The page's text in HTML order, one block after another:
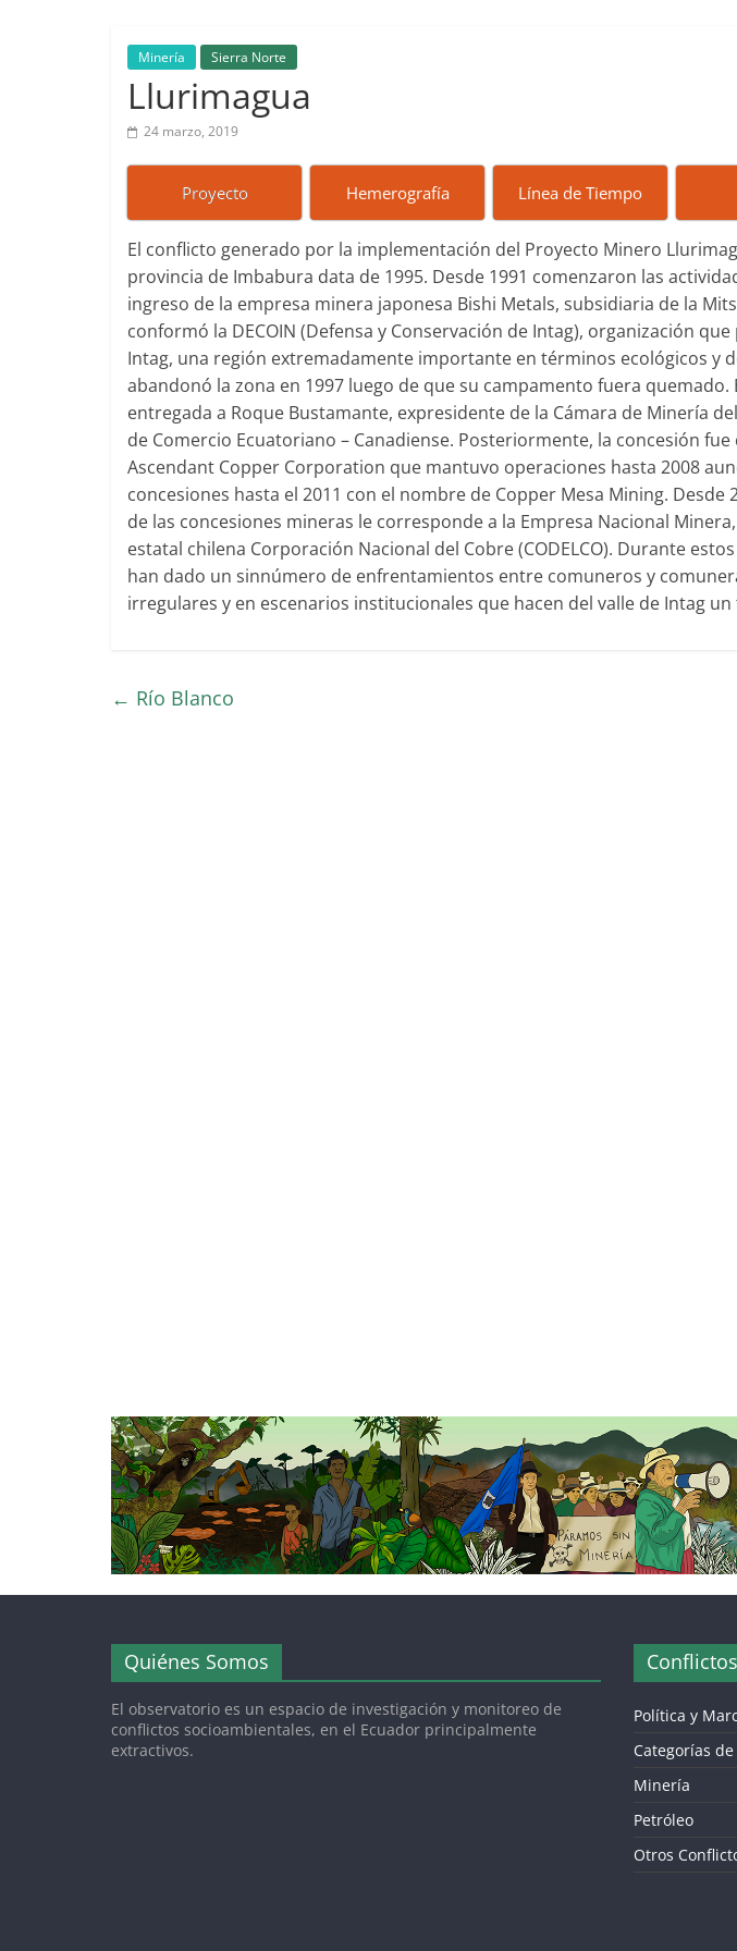
Ecuador
Minería Sierra Norte
Llurimagua
24 marzo, 2019
Proyecto Hemerografía Línea de Tiempo
El conflicto generado por la implementación del Proyecto Minero
provincia de Imbabura data de 1995. Desde 1991 comenzaron las
ingreso de la empresa minera japonesa Bishi Metals, subsidiaria de la
conformó la DECOIN (Defensa y Conservación de Intag), organización
Intag, una región extremadamente importante en términos ecológicos y
abandonó la zona en 1997 luego de que su campamento fuera quemado.
entregada a Roque Bustamante, expresidente de la Cámara de Minería
de Comercio Ecuatoriano – Canadiense. Posteriormente, la concesión
Ascendant Copper Corporation que mantuvo operaciones hasta 2008
concesiones hasta el 2011 con el nombre de Copper Mesa Mining.
de las concesiones mineras le corresponde a la Empresa Nacional
estatal chilena Corporación Nacional del Cobre (CODELCO). Durante
han dado un sinnúmero de enfrentamientos entre comuneros y
irregulares y en escenarios institucionales que hacen del valle de Intag
← Río Blanco
Quiénes Somos
El observatorio es un espacio de investigación y monitoreo de
conflictos socioambientales, en el Ecuador principalmente
extractivos.
Conflictos
Política y
Categorías
Minería
Petróleo
Otros